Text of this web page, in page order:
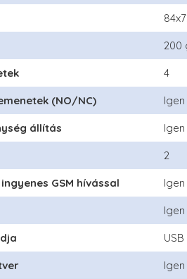
200
4
(NO/NC) Igen
állítás Igen
2
GSM hívással Igen
Igen
Igen